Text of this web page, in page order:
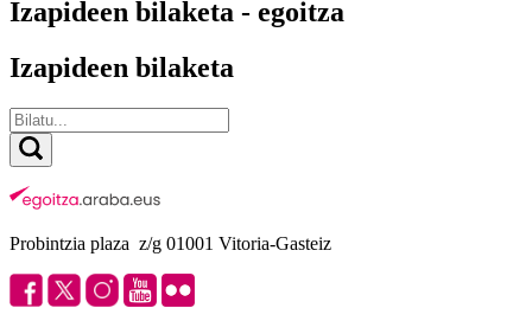
Izapideen bilaketa - egoitza
Izapideen bilaketa
Probintzia plaza z/g 01001 Vitoria-Gasteiz